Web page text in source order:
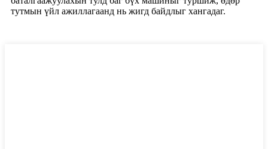
тутмын үйл ажиллагаанд нь жигд байдлыг хангадаг.